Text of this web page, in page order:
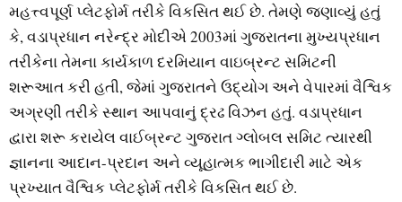
મહત્ત્વપૂર્ણ પ્લેટફોર્મ તરીકે વિકસિત થઈ છે. તેમણે જણાવ્યું હતું
કે, વડાપ્રધાન નરેન્દ્ર મોદીએ 2003માં ગુજરાતના મુખ્યપ્રધાન
તરીકેના તેમના કાર્યકાળ દરમિયાન વાઇબ્રન્ટ સમિટની
શરૂઆત કરી હતી, જેમાં ગુજરાતને ઉદ્યોગ અને વેપારમાં વૈશ્વિક
અગ્રણી તરીકે સ્થાન આપવાનું દ્રઢ વિઝન હતું. વડાપ્રધાન
દ્વારા શરૂ કરાયેલ વાઈબ્રન્ટ ગુજરાત ગ્લોબલ સમિટ ત્યારથી
જ્ઞાનના આદાન-પ્રદાન અને વ્યૂહાત્મક ભાગીદારી માટે એક
પ્રખ્યાત વૈશ્વિક પ્લેટફોર્મ તરીકે વિકસિત થઈ છે.